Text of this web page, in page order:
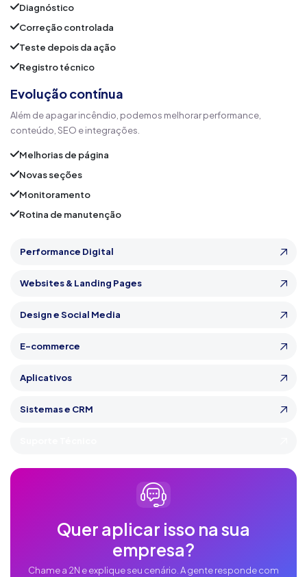
Performance Digital
Websites & Landing Pages
Design e Social Media
E-commerce
Aplicativos
Sistemas e CRM
Quer aplicar isso na sua
empresa?
Chame a 2N e explique seu cenário. A gente responde com
Diagnóstico
Correção controlada
Teste depois da ação
Registro técnico
Evolução contínua
Além de apagar incêndio, podemos melhorar performance,
conteúdo, SEO e integrações.
Melhorias de página
Novas seções
Monitoramento
Rotina de manutenção